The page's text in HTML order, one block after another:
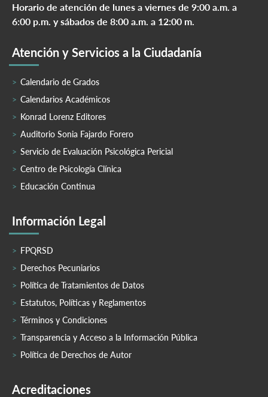
Horario de atención de lunes a viernes de 9:00 a.m. a
6:00 p.m. y sábados de 8:00 a.m. a 12:00 m.
Atención y Servicios a la Ciudadanía
Calendario de Grados
Calendarios Académicos
Konrad Lorenz Editores
Auditorio Sonia Fajardo Forero
Servicio de Evaluación Psicológica Pericial
Centro de Psicología Clínica
Educación Continua
Información Legal
FPQRSD
Derechos Pecuniarios
Política de Tratamientos de Datos
Estatutos, Políticas y Reglamentos
Términos y Condiciones
Transparencia y Acceso a la Información Pública
Política de Derechos de Autor
Acreditaciones